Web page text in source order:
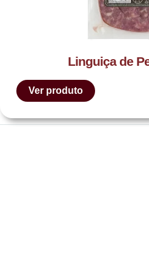
Linguiça de
Ver produto